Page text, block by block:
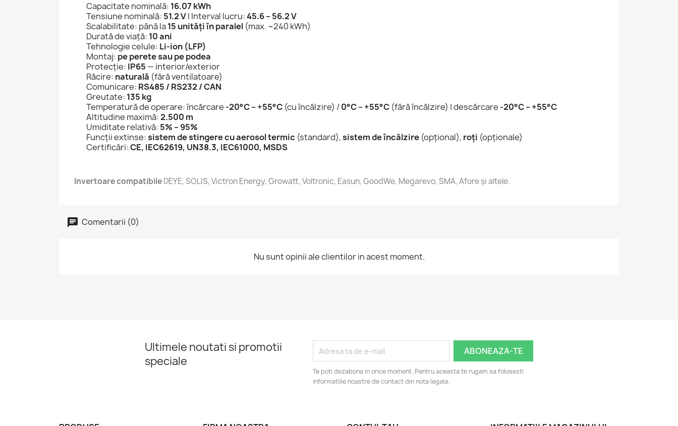
Capacitate nominală: 16.07 kWh
Tensiune nominală: 51.2 V| Interval lucru:45.6 – 56.2 V
Scalabilitate: până la15 unități în paralel (max. ~240 kWh)
Durată de viață: 10 ani
Tehnologie celule: Li-ion (LFP)
Montaj: pe perete sau pe podea
Protecție: IP65 — interior/exterior
Răcire: naturală (fără ventilatoare)
Comunicare: RS485 / RS232 / CAN
Greutate: 135 kg
Temperatură de operare: încărcare -20°C – +55°C (cu încălzire) /0°C – +55°C (fără încălzire) | descărcare -20°C – +55°C
Altitudine maximă:2.500 m
Umiditate relativă: 5% – 95%
Funcții extinse:sistem de stingere cu aerosol termic (standard),sistem de încălzire (opțional), roți (opționale)
Certificări:CE, IEC62619, UN38.3, IEC61000, MSDS
Invertoare compatibileDEYE, SOLIS, Victron Energy, Growatt, Voltronic, Easun, GoodWe, Megarevo, SMA, Afore și altele.
Comentarii (0)
Nu sunt opinii ale clientilor in acest moment.
Ultimele noutati si promotii
speciale
Te poti dezabona in orice moment. Pentru aceasta te rugam sa folosesti
informatiile noastre de contact din nota legala.